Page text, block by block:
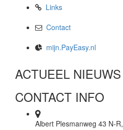
Links
Contact
mijn.PayEasy.nl
ACTUEEL NIEUWS
CONTACT INFO
Albert Plesmanweg 43 N-R,